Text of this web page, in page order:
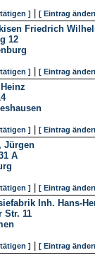
] [ Eintrag
Friedrich
12
] [ Eintrag
] [ Eintrag
Jürgen
A
] [ Eintrag
Inh. Hans-
Str. 11
] [ Eintrag